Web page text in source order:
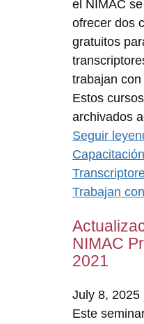
el NIMAC
ofrecer dos
gratuitos
trabajan
Estos
archivados
Seguir
Trabajan
NIMAC
2021
July 8, 2025
Este